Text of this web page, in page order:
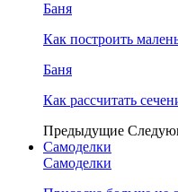
Баня
Как построить
Баня
Как рассчитать
Предыдущие
Самоделки
Самоделки